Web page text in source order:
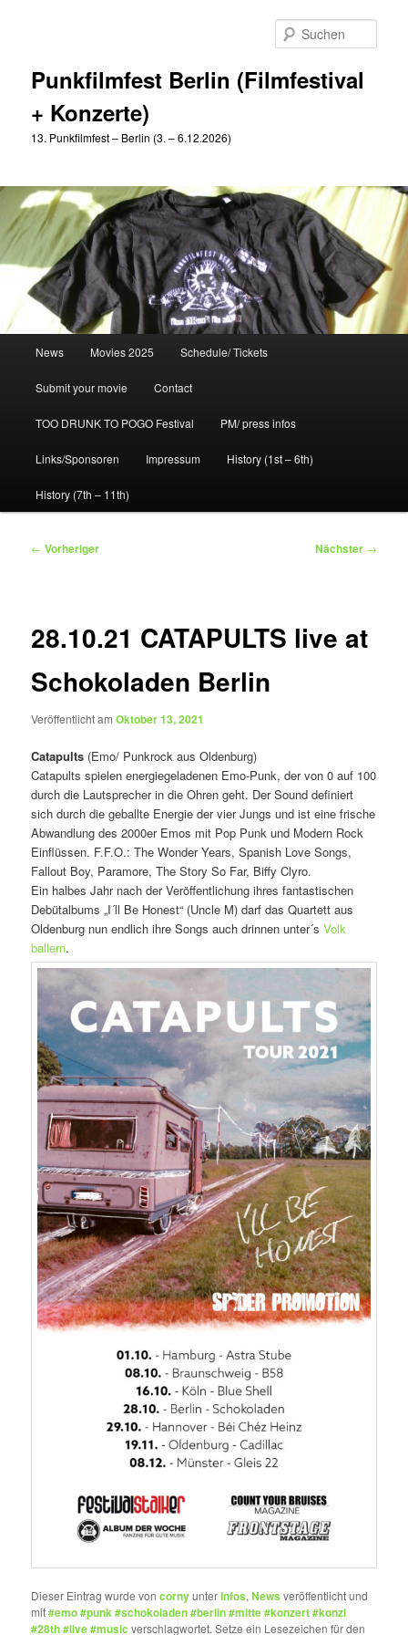
Punkfilmfest Berlin (Filmfestival
+ Konzerte)
13. Punkfilmfest – Berlin (3. – 6.12.2026)
News Movies 2025 Schedule/ Tickets
Submit your movie Contact
TOO DRUNK TO POGO Festival PM/ press infos
Links/Sponsoren Impressum History (1st – 6th)
History (7th – 11th)
Beitragsnavigation
← Vorheriger Nächster →
28.10.21 CATAPULTS live at
Schokoladen Berlin
Veröffentlicht amOktober 13, 2021
Catapults (Emo/ Punkrock aus Oldenburg)
Catapults spielen energiegeladenen Emo-Punk, der von 0 auf 100
durch die Lautsprecher in die Ohren geht. Der Sound definiert
sich durch die geballte Energie der vier Jungs und ist eine frische
Abwandlung des 2000er Emos mit Pop Punk und Modern Rock
Einflüssen. F.F.O.: The Wonder Years, Spanish Love Songs,
Fallout Boy, Paramore, The Story So Far, Biffy Clyro.
Ein halbes Jahr nach der Veröffentlichung ihres fantastischen
Debütalbums „I´ll Be Honest“ (Uncle M) darf das Quartett aus
Oldenburg nun endlich ihre Songs auch drinnen unter´sVolk
ballern.
Dieser Eintrag wurde voncornyunterInfos,News veröffentlicht und
mit#emo #punk #schokoladen #berlin #mitte #konzert #konzi
#28th #live #music verschlagwortet. Setze ein Lesezeichen für den